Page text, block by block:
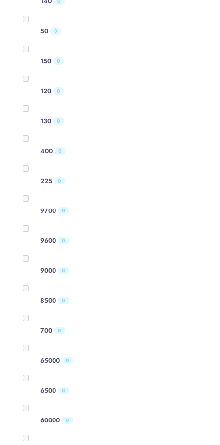
50 0
150 0
120 0
130 0
400 0
225 0
9700 0
9600 0
9000 0
8500 0
700 0
65000 0
6500 0
60000 0